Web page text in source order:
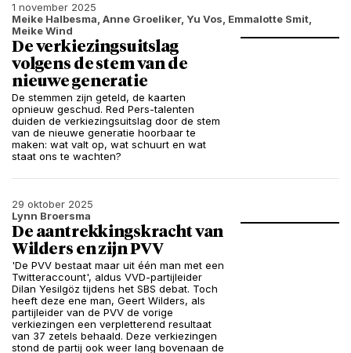
1 november 2025
Meike Halbesma, Anne Groeliker, Yu Vos, Emmalotte Smit,
Meike Wind
De verkiezingsuitslag
volgens de stem van de
nieuwe generatie
De stemmen zijn geteld, de kaarten
opnieuw geschud. Red Pers-talenten
duiden de verkiezingsuitslag door de stem
van de nieuwe generatie hoorbaar te
maken: wat valt op, wat schuurt en wat
staat ons te wachten?
29 oktober 2025
Lynn Broersma
De aantrekkingskracht van
Wilders en zijn PVV
'De PVV bestaat maar uit één man met een
Twitteraccount', aldus VVD-partijleider
Dilan Yesilgöz tijdens het SBS debat. Toch
heeft deze ene man, Geert Wilders, als
partijleider van de PVV de vorige
verkiezingen een verpletterend resultaat
van 37 zetels behaald. Deze verkiezingen
stond de partij ook weer lang bovenaan de